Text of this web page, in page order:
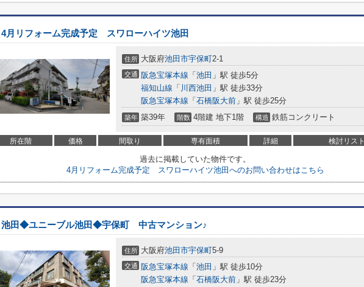
4月リフォーム完成予定 スワローハイツ池田
住所 大阪府池田市宇保町2-1
交通 阪急宝塚本線 「 池田 」駅 徒歩5分
福知山線 「 川西池田 」駅 徒歩33分
阪急宝塚本線 「 石橋阪大前 」駅 徒歩25分
築年 築39年 階数 4階建 地下1階 構造 鉄筋コンクリート
所在階 価格 間取り 専有面積 詳細 検討リスト
過去に掲載していた物件です。
4月リフォーム完成予定 スワローハイツ池田へのお問い合わせはこちら
池田◆ユニーブル池田◆宇保町 中古マンション♪
住所 大阪府池田市宇保町5-9
交通 阪急宝塚本線 「 池田 」駅 徒歩10分
阪急宝塚本線 「 石橋阪大前 」駅 徒歩23分